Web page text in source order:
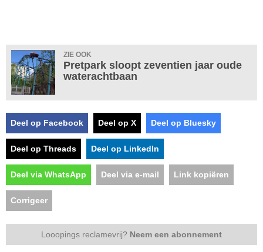
ZIE OOK
Pretpark sloopt zeventien jaar oude
waterachtbaan
Deel op Facebook Deel op X Deel op Bluesky
Deel op Threads Deel op LinkedIn
Deel via WhatsApp Deel via e-mail Link kopiëren
Corrigeer
Looopings reclamevrij? Neem een abonnement